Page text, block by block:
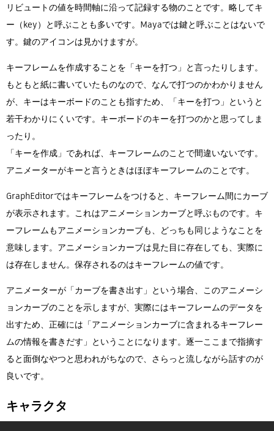
リビュートの値を時間軸に沿って記録する物のことです。略してキ
ー（key）と呼ぶことも多いです。Mayaでは鍵と呼ぶことはないで
す。鍵のアイコンは見かけますが。
キーフレームを作成することを「キーを打つ」と言ったりします。
もともと紙に書いていたものなので、なんで打つのかわかりません
が、キーはキーボードのことも指すため、「キーを打つ」というと
若干わかりにくいです。キーボードのキーを打つのかと思ってしま
ったり。
「キーを作成」であれば、キーフレームのことで間違いないです。
アニメーターがキーと言うときはほぼキーフレームのことです。
GraphEditorではキーフレームをつけると、キーフレーム間にカーブ
が表示されます。これはアニメーションカーブと呼ぶものです。キ
ーフレームもアニメーションカーブも、どっちも同じようなことを
意味します。アニメーションカーブは見た目に存在しても、実際に
は存在しません。保存されるのはキーフレームの値です。
アニメーターが「カーブを書き出す」という場合、このアニメーシ
ョンカーブのことを示しますが、実際にはキーフレームのデータを
出すため、正確には「アニメーションカーブに含まれるキーフレー
ムの情報を書きだす」ということになります。逐一ここまで指摘す
ると面倒なやつと思われがちなので、さらっと流しながら話すのが
良いです。
キャラクタ